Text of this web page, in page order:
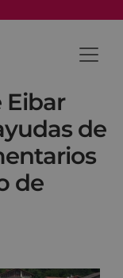
Eibar
de
de